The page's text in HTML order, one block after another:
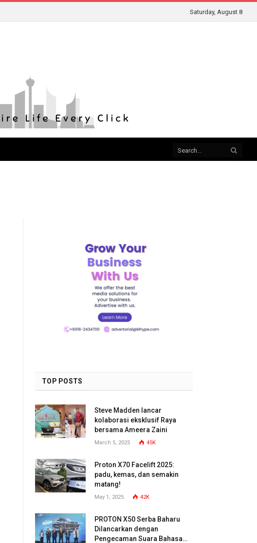
Saturday, August 8
TOP POSTS
Steve Madden lancar
kolaborasi eksklusif Raya
bersama Ameera Zaini
March 5, 2025 45K
Proton X70 Facelift 2025:
padu, kemas, dan semakin
matang!
May 1, 2025 42K
PROTON X50 Serba Baharu
Dilancarkan dengan
Pengecaman Suara Bahasa